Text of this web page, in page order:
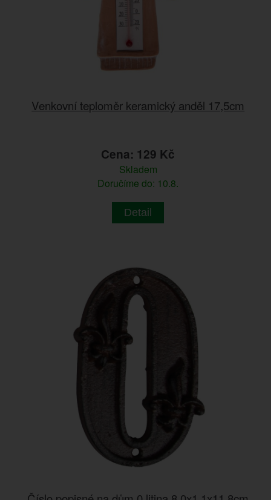
Venkovní teploměr keramický anděl 17,5cm
Cena: 129 Kč
Skladem
Doručíme do: 10.8.
Detail